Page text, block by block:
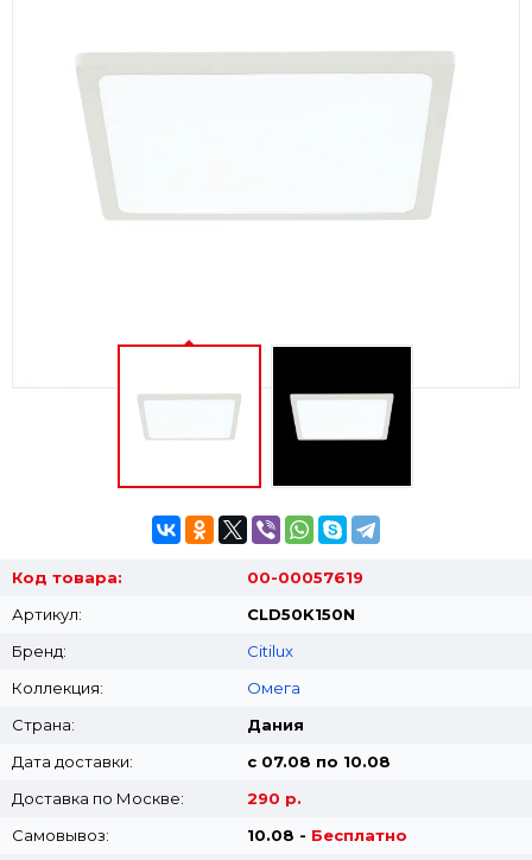
Код товара:
00-00057619
Артикул:
CLD50K150N
Бренд:
Citilux
Коллекция:
Омега
Страна:
Дания
Дата доставки:
с 07.08 по 10.08
Доставка по Москве:
290 р.
Самовывоз:
10.08 - Бесплатно